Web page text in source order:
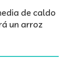
de caldo
un arroz